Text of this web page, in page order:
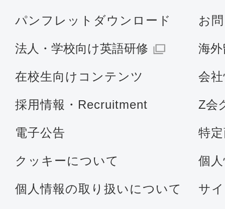
パンフレットダウンロード お
法人・学校向け英語研修 海
在校生向けコンテンツ 会
採用情報・Recruitment Z会
電子公告 特
クッキーについて 個
個人情報の取り扱いについて サ